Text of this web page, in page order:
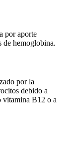
por aporte
de hemoglobina.
por la
debido a
vitamina B12 o a